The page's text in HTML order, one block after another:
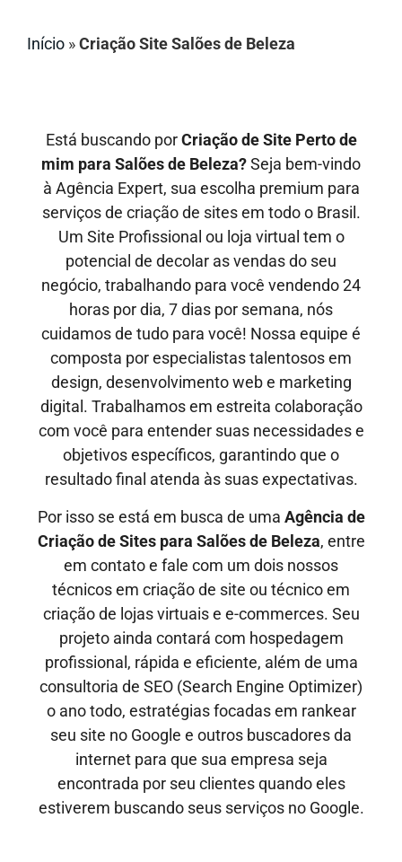
Início »Criação Site Salões de Beleza
Está buscando porCriação de Site Perto de
mim para Salões de Beleza?Seja bem-vindo
à Agência Expert, sua escolha premium para
serviços de criação de sites em todo o Brasil.
Um Site Profissional ou loja virtual tem o
potencial de decolar as vendas do seu
negócio, trabalhando para você vendendo 24
horas por dia, 7 dias por semana, nós
cuidamos de tudo para você! Nossa equipe é
composta por especialistas talentosos em
design, desenvolvimento web e marketing
digital. Trabalhamos em estreita colaboração
com você para entender suas necessidades e
objetivos específicos, garantindo que o
resultado final atenda às suas expectativas.
Por isso se está em busca de uma Agência de
Criação de Sites para Salões de Beleza, entre
em contato e fale com um dois nossos
técnicos em criação de site ou técnico em
criação de lojas virtuais e e-commerces. Seu
projeto ainda contará com hospedagem
profissional, rápida e eficiente, além de uma
consultoria de SEO (Search Engine Optimizer)
o ano todo, estratégias focadas em rankear
seu site no Google e outros buscadores da
internet para que sua empresa seja
encontrada por seu clientes quando eles
estiverem buscando seus serviços no Google.